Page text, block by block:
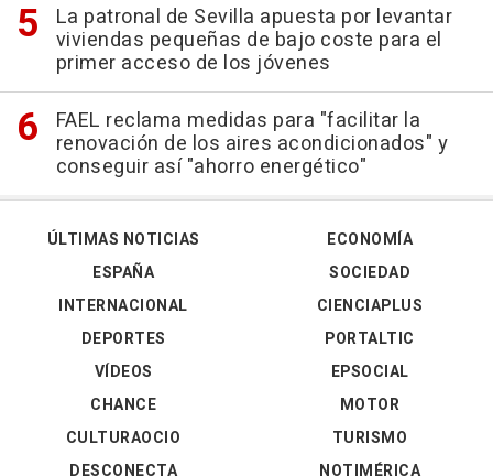
La patronal de Sevilla apuesta por levantar
viviendas pequeñas de bajo coste para el
primer acceso de los jóvenes
FAEL reclama medidas para "facilitar la
renovación de los aires acondicionados" y
conseguir así "ahorro energético"
ÚLTIMAS NOTICIAS
ESPAÑA
INTERNACIONAL
DEPORTES
VÍDEOS
ECONOMÍA
SOCIEDAD
CIENCIAPLUS
PORTALTIC
EPSOCIAL
CHANCE
CULTURAOCIO
DESCONECTA
MOTOR
TURISMO
NOTIMÉRICA